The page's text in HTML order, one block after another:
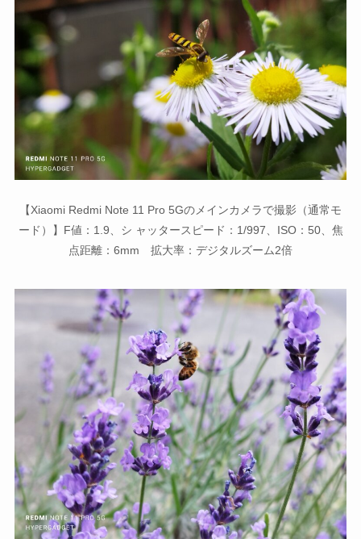
【Xiaomi Redmi Note 11 Pro 5Gのメインカメラで撮影（通常モ
ード）】F値：1.9、シ ャッタースピード：1/997、ISO：50、焦
点距離：6mm 拡大率：デジタルズーム2倍